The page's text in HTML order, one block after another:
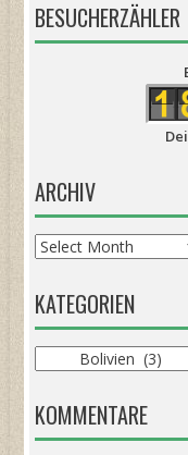
BESUCHERZÄHLER
ARCHIV
Archiv
KATEGORIEN
Kategorien
KOMMENTARE